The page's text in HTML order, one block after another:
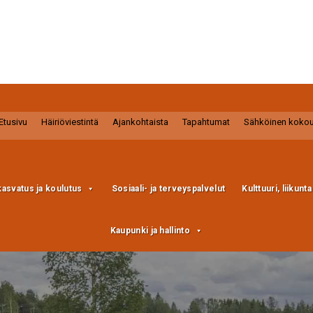
Häiriöviestintä Ajankohtaista Tapahtumat Sähköinen
ja koulutus Sosiaali- ja terveyspalvelut Kulttuuri,
Kaupunki ja hallinto